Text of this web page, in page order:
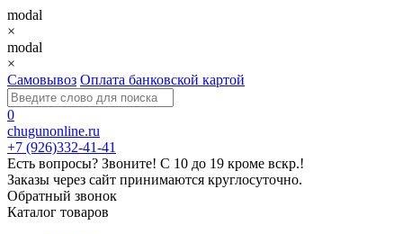
modal
×
modal
×
Самовывоз Оплата банковской картой
0
chugunonline.ru
+7 (926)332-41-41
Есть вопросы? Звоните! С 10 до 19 кроме вскр.!
Заказы через сайт принимаются круглосуточно.
Обратный звонок
Каталог товаров